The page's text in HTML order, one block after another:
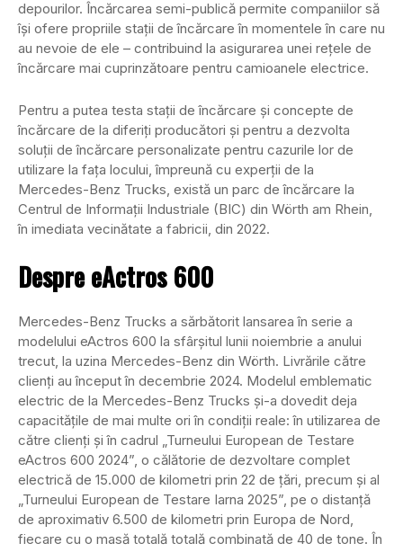
depourilor. Încărcarea semi-publică permite companiilor să
își ofere propriile stații de încărcare în momentele în care nu
au nevoie de ele – contribuind la asigurarea unei rețele de
încărcare mai cuprinzătoare pentru camioanele electrice.
Pentru a putea testa stații de încărcare și concepte de
încărcare de la diferiți producători și pentru a dezvolta
soluții de încărcare personalizate pentru cazurile lor de
utilizare la fața locului, împreună cu experții de la
Mercedes-Benz Trucks, există un parc de încărcare la
Centrul de Informații Industriale (BIC) din Wörth am Rhein,
în imediata vecinătate a fabricii, din 2022.
Despre eActros 600
Mercedes-Benz Trucks a sărbătorit lansarea în serie a
modelului eActros 600 la sfârșitul lunii noiembrie a anului
trecut, la uzina Mercedes-Benz din Wörth. Livrările către
clienți au început în decembrie 2024. Modelul emblematic
electric de la Mercedes-Benz Trucks și-a dovedit deja
capacitățile de mai multe ori în condiții reale: în utilizarea de
către clienți și în cadrul „Turneului European de Testare
eActros 600 2024”, o călătorie de dezvoltare complet
electrică de 15.000 de kilometri prin 22 de țări, precum și al
„Turneului European de Testare Iarna 2025”, pe o distanță
de aproximativ 6.500 de kilometri prin Europa de Nord,
fiecare cu o masă totală totală combinată de 40 de tone. În